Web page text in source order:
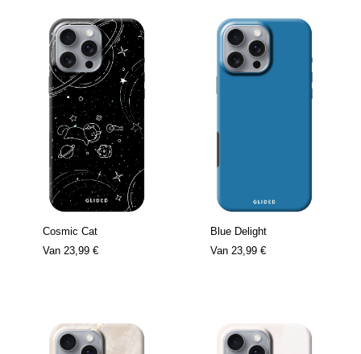
Cosmic Cat
Van 23,99 €
Blue Delight
Van 23,99 €